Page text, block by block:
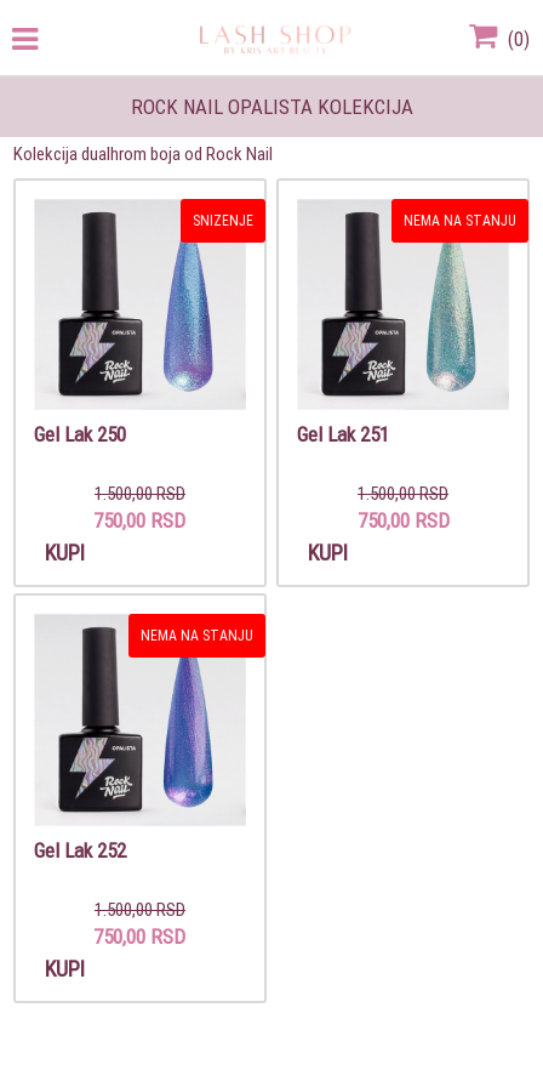
(0)
ROCK NAIL OPALISTA KOLEKCIJA
Kolekcija dualhrom boja od Rock Nail
SNIZENJE
Gel Lak 250
1.500,00 RSD
750,00 RSD
KUPI
NEMA NA STANJU
Gel Lak 251
1.500,00 RSD
750,00 RSD
KUPI
NEMA NA STANJU
Gel Lak 252
1.500,00 RSD
750,00 RSD
KUPI